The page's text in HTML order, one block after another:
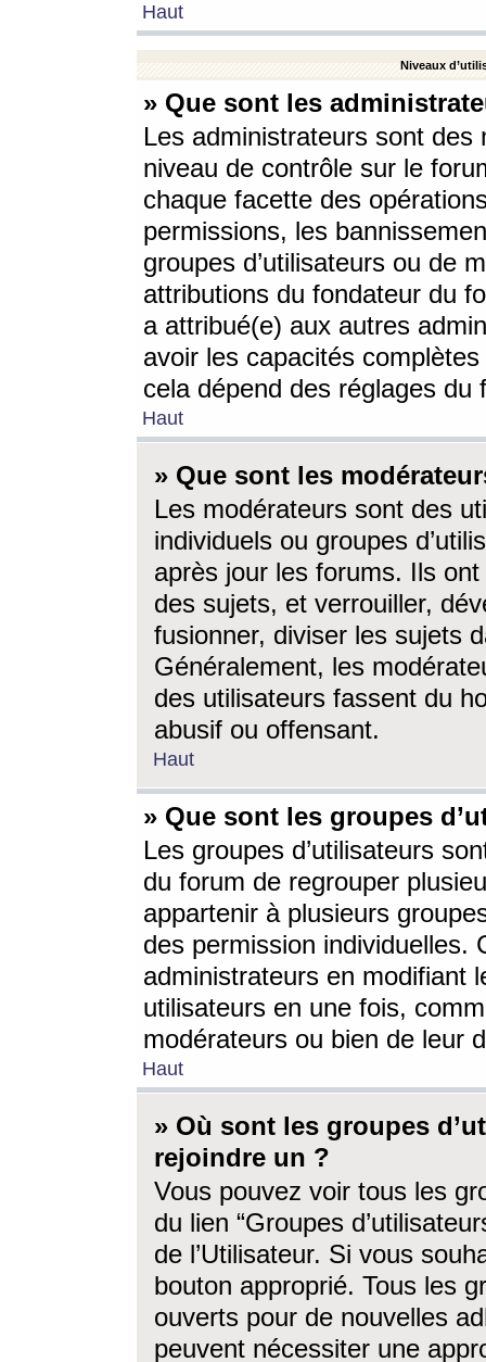
Haut
Niveaux
» Que sont les
Les administrateurs sont
niveau de contrôle sur le
chaque facette des
permissions, les
groupes d’utilisateurs ou de
attributions du fondateur du
a attribué(e) aux autres
avoir les capacités
cela dépend des réglages du
Haut
» Que sont les
Les modérateurs sont des
individuels ou groupes
après jour les forums. Ils ont
des sujets, et verrouiller,
fusionner, diviser les sujets
Généralement, les
des utilisateurs fassent du
abusif ou offensant.
Haut
» Que sont les groupes
Les groupes d’utilisateurs
du forum de regrouper
appartenir à plusieurs
des permission individuelles.
administrateurs en modifiant
utilisateurs en une fois,
modérateurs ou bien de leur
Haut
» Où sont les groupes
rejoindre un ?
Vous pouvez voir tous les
du lien “Groupes
de l’Utilisateur. Si vous
bouton approprié. Tous les
ouverts pour de nouvelles
peuvent nécessiter une